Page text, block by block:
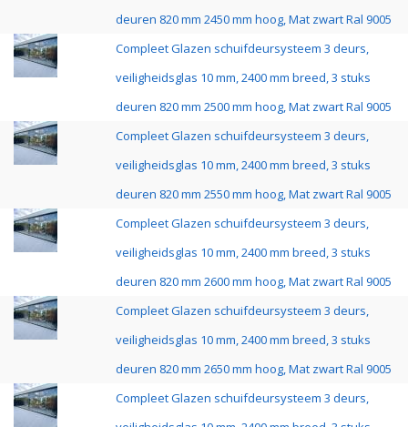
deuren 820 mm 2450 mm hoog, Mat zwart Ral 9005
Compleet Glazen schuifdeursysteem 3 deurs,
veiligheidsglas 10 mm, 2400 mm breed, 3 stuks
deuren 820 mm 2500 mm hoog, Mat zwart Ral 9005
Compleet Glazen schuifdeursysteem 3 deurs,
veiligheidsglas 10 mm, 2400 mm breed, 3 stuks
deuren 820 mm 2550 mm hoog, Mat zwart Ral 9005
Compleet Glazen schuifdeursysteem 3 deurs,
veiligheidsglas 10 mm, 2400 mm breed, 3 stuks
deuren 820 mm 2600 mm hoog, Mat zwart Ral 9005
Compleet Glazen schuifdeursysteem 3 deurs,
veiligheidsglas 10 mm, 2400 mm breed, 3 stuks
deuren 820 mm 2650 mm hoog, Mat zwart Ral 9005
Compleet Glazen schuifdeursysteem 3 deurs,